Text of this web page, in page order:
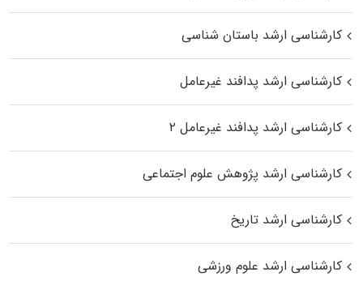
کارشناسی ارشد باستان شناسی
کارشناسی ارشد پدافند غیرعامل
کارشناسی ارشد پدافند غیرعامل ۲
کارشناسی ارشد پژوهش علوم اجتماعی
کارشناسی ارشد تاریخ
کارشناسی ارشد علوم ورزشی